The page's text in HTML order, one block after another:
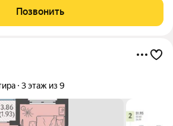
для детей и антикафе для
до 1,5
Позвонить
3 этаж из 9